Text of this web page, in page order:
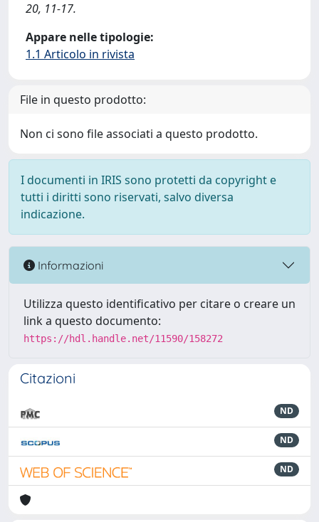
20, 11-17.
Appare nelle tipologie:
1.1 Articolo in rivista
File in questo prodotto:
Non ci sono file associati a questo prodotto.
I documenti in IRIS sono protetti da copyright e
tutti i diritti sono riservati, salvo diversa
indicazione.
Informazioni
Utilizza questo identificativo per citare o creare un
link a questo documento:
https://hdl.handle.net/11590/158272
Citazioni
ND
ND
ND